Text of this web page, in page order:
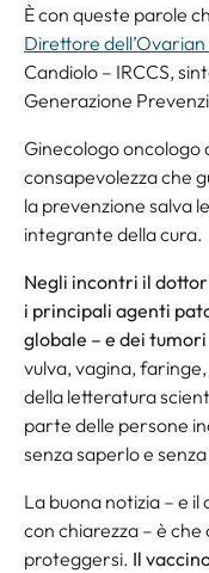
È con queste parole
Direttore
Candiolo – IRCCS,
Generazione
Ginecologo oncologo
consapevolezza che
la prevenzione salva
integrante della cura.
Negli incontri il
i principali agenti
globale – e dei
vulva, vagina,
della letteratura
parte delle persone
senza saperlo e
La buona notizia – e
con chiarezza – è
proteggersi. Il